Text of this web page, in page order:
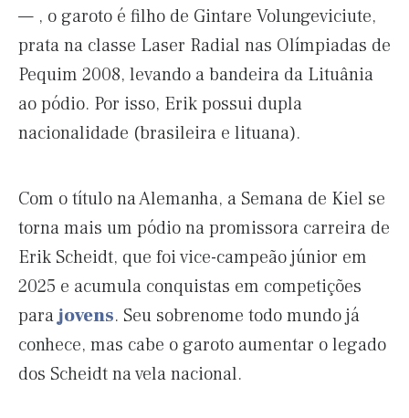
— , o garoto é filho de Gintare Volungeviciute,
prata na classe Laser Radial nas Olímpiadas de
Pequim 2008, levando a bandeira da Lituânia
ao pódio. Por isso, Erik possui dupla
nacionalidade (brasileira e lituana).
Com o título na Alemanha, a Semana de Kiel se
torna mais um pódio na promissora carreira de
Erik Scheidt, que foi vice-campeão júnior em
2025 e acumula conquistas em competições
parajovens. Seu sobrenome todo mundo já
conhece, mas cabe o garoto aumentar o legado
dos Scheidt na vela nacional.